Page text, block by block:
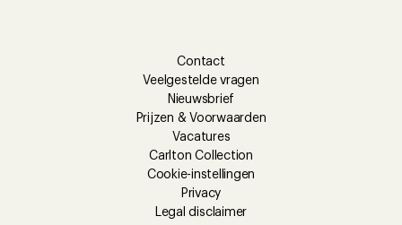
Contact
Veelgestelde vragen
Nieuwsbrief
Prijzen & Voorwaarden
Vacatures
Carlton Collection
Cookie-instellingen
Privacy
Legal disclaimer